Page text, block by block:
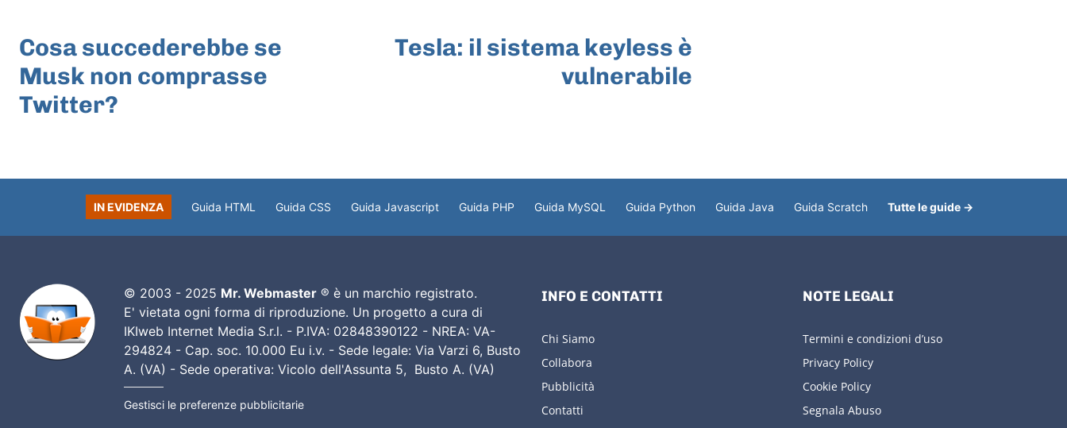
Cosa succederebbe se
Musk non comprasse
Twitter?
Tesla: il sistema keyless è
vulnerabile
IN EVIDENZA Guida HTML Guida CSS Guida Javascript Guida PHP Guida MySQL Guida Python Guida Java Guida Scratch Tutte le guide →
© 2003 - 2025 Mr. Webmaster® è un marchio registrato.
E' vietata ogni forma di riproduzione. Un progetto a cura di
IKIweb Internet Media S.r.l. - P.IVA: 02848390122 - NREA: VA-
294824 - Cap. soc. 10.000 Eu i.v. - Sede legale: Via Varzi 6, Busto
A. (VA) - Sede operativa: Vicolo dell'Assunta 5, Busto A. (VA)
Gestisci le preferenze pubblicitarie
INFO E CONTATTI
Chi Siamo
Collabora
Pubblicità
Contatti
NOTE LEGALI
Termini e condizioni d’uso
Privacy Policy
Cookie Policy
Segnala Abuso